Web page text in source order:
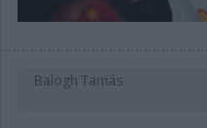
Balogh Tamás